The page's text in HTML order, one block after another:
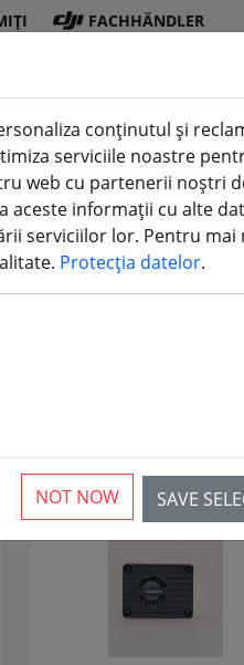
FACHHÄNDLER
Accesor
ii
3D
conținutul și
serviciile noastre
web cu partenerii noștri
informații cu alte
serviciilor lor. Pentru
Protecția datelor.
SAVE
NOT NOW